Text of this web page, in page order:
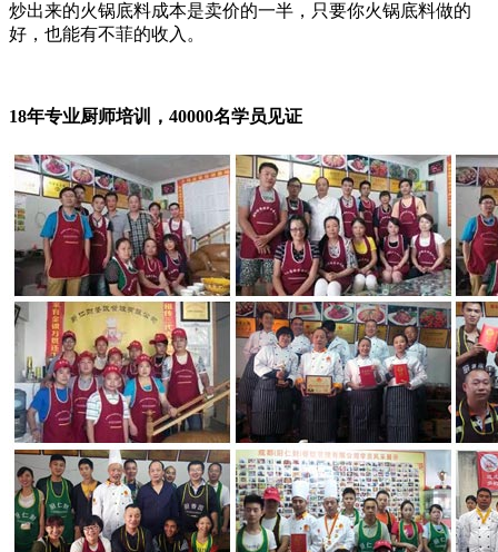
炒出来的火锅底料成本是卖价的一半，只要你火锅底料做的
好，也能有不菲的收入。
18年专业厨师培训，40000名学员见证